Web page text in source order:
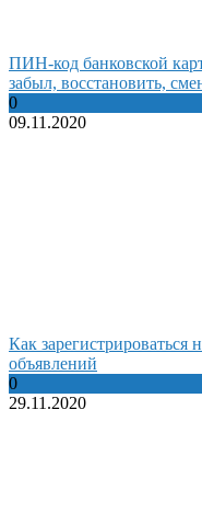
ПИН-код банковской
забыл, восстановить,
0
09.11.2020
Как зарегистрироваться
объявлений
0
29.11.2020